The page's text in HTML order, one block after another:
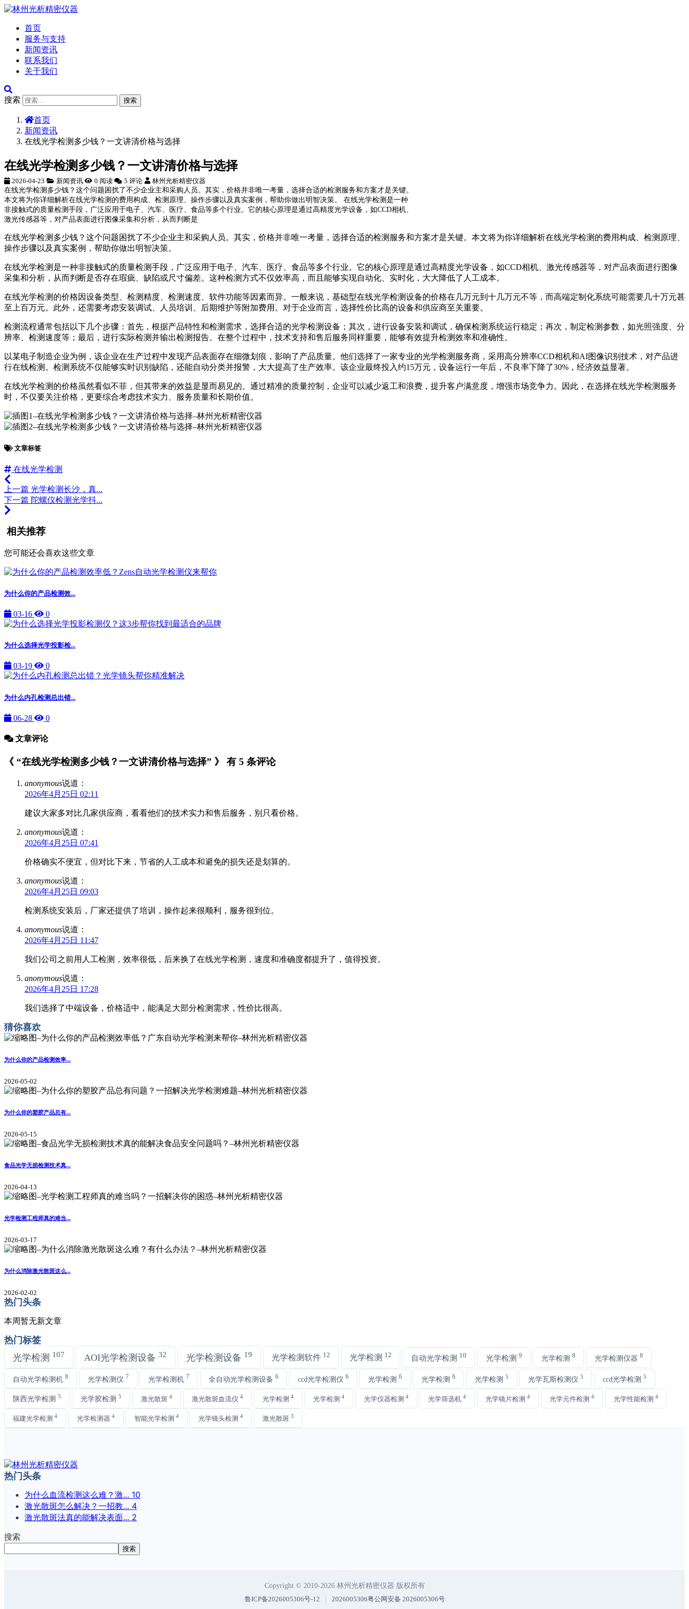
首页
服务与支持
新闻资讯
联系我们
关于我们
搜索 搜索
首页
新闻资讯
在线光学检测多少钱？一文讲清价格与选择
在线光学检测多少钱？一文讲清价格与选择
2026-04-23 新闻资讯 0 阅读 5 评论 林州光析精密仪器
在线光学检测多少钱？这个问题困扰了不少企业主和采购人员。其实，价格并非唯一考量，选择合适的检测服务和方案才是关键。
本文将为你详细解析在线光学检测的费用构成、检测原理、操作步骤以及真实案例，帮助你做出明智决策。 在线光学检测是一种
非接触式的质量检测手段，广泛应用于电子、汽车、医疗、食品等多个行业。它的核心原理是通过高精度光学设备，如CCD相机、
激光传感器等，对产品表面进行图像采集和分析，从而判断是
在线光学检测多少钱？这个问题困扰了不少企业主和采购人员。其实，价格并非唯一考量，选择合适的检测服务和方案才是关键。本文将为你详细解析在线光学检测的费用构成、检测原理、
操作步骤以及真实案例，帮助你做出明智决策。
在线光学检测是一种非接触式的质量检测手段，广泛应用于电子、汽车、医疗、食品等多个行业。它的核心原理是通过高精度光学设备，如CCD相机、激光传感器等，对产品表面进行图像
采集和分析，从而判断是否存在瑕疵、缺陷或尺寸偏差。这种检测方式不仅效率高，而且能够实现自动化、实时化，大大降低了人工成本。
在线光学检测的价格因设备类型、检测精度、检测速度、软件功能等因素而异。一般来说，基础型在线光学检测设备的价格在几万元到十几万元不等，而高端定制化系统可能需要几十万元甚
至上百万元。此外，还需要考虑安装调试、人员培训、后期维护等附加费用。对于企业而言，选择性价比高的设备和供应商至关重要。
检测流程通常包括以下几个步骤：首先，根据产品特性和检测需求，选择合适的光学检测设备；其次，进行设备安装和调试，确保检测系统运行稳定；再次，制定检测参数，如光照强度、分
辨率、检测速度等；最后，进行实际检测并输出检测报告。在整个过程中，技术支持和售后服务同样重要，能够有效提升检测效率和准确性。
以某电子制造企业为例，该企业在生产过程中发现产品表面存在细微划痕，影响了产品质量。他们选择了一家专业的光学检测服务商，采用高分辨率CCD相机和AI图像识别技术，对产品进
行在线检测。检测系统不仅能够实时识别缺陷，还能自动分类并报警，大大提高了生产效率。该企业最终投入约15万元，设备运行一年后，不良率下降了30%，经济效益显著。
在线光学检测的价格虽然看似不菲，但其带来的效益是显而易见的。通过精准的质量控制，企业可以减少返工和浪费，提升客户满意度，增强市场竞争力。因此，在选择在线光学检测服务
时，不仅要关注价格，更要综合考虑技术实力、服务质量和长期价值。
文章标签
在线光学检测
上一篇 光学检测长沙，真...
下一篇 陀螺仪检测光学抖...
相关推荐
您可能还会喜欢这些文章
为什么你的产品检测效...
03-16 0
为什么选择光学投影检...
03-19 0
为什么内孔检测总出错...
06-28 0
文章评论
《 “在线光学检测多少钱？一文讲清价格与选择” 》 有 5 条评论
anonymous说道：
2026年4月25日 02:11
建议大家多对比几家供应商，看看他们的技术实力和售后服务，别只看价格。
anonymous说道：
2026年4月25日 07:41
价格确实不便宜，但对比下来，节省的人工成本和避免的损失还是划算的。
anonymous说道：
2026年4月25日 09:03
检测系统安装后，厂家还提供了培训，操作起来很顺利，服务很到位。
anonymous说道：
2026年4月25日 11:47
我们公司之前用人工检测，效率很低，后来换了在线光学检测，速度和准确度都提升了，值得投资。
anonymous说道：
2026年4月25日 17:28
我们选择了中端设备，价格适中，能满足大部分检测需求，性价比很高。
猜你喜欢
为什么你的产品检测效率...
2026-05-02
为什么你的塑胶产品总有...
2026-05-15
食品光学无损检测技术真...
2026-04-13
光学检测工程师真的难当...
2026-03-17
为什么消除激光散斑这么...
2026-02-02
热门头条
本周暂无新文章
热门标签
光学检测
107 AOI光学检测设备 32 光学检测设备 19 光学检测软件 12 光学检测 12 自动光学检测 10 光学检测 9 光学检测 8 光学检测仪器 8
自动光学检测机 8 光学检测仪 7 光学检测机 7 全自动光学检测设备 6 ccd光学检测仪 6 光学检测 6 光学检测 6 光学检测 5 光学瓦斯检测仪 5 ccd光学检测 5
陕西光学检测 5 光学胶检测 5 激光散斑 4 激光散斑血流仪 4 光学检测 4 光学检测 4 光学仪器检测 4 光学筛选机 4 光学镜片检测 4 光学元件检测 4 光学性能检测 4
福建光学检测 4 光学检测器 4 智能光学检测 4 光学镜头检测 4 激光散斑 3
热门头条
为什么血流检测这么难？激... 10
激光散斑怎么解决？一招教... 4
激光散斑法真的能解决表面... 2
搜索
搜索
Copyright © 2010-2026 林州光析精密仪器 版权所有
鲁ICP备2026005306号-12
| 2026005306粤公网安备 2026005306号